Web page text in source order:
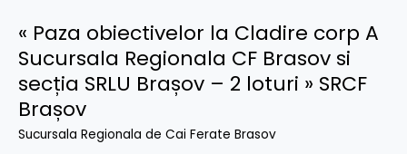
« Paza obiectivelor la Cladire corp A
Sucursala Regionala CF Brasov si
secția SRLU Brașov – 2 loturi » SRCF
Brașov
Sucursala Regionala de Cai Ferate Brasov